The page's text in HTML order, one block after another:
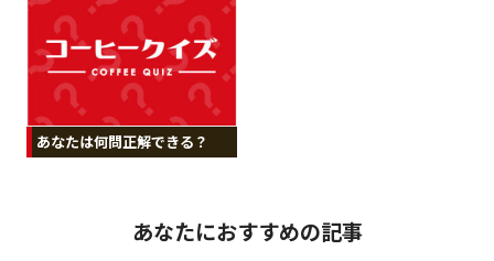
あなたは何問正解できる？
あなたにおすすめの記事